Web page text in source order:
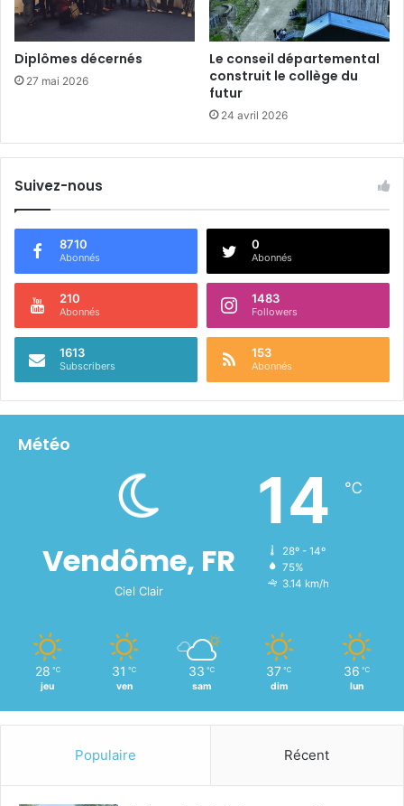
Diplômes décernés
27 mai 2026
Le conseil départemental
construit le collège du
futur
24 avril 2026
Suivez-nous
8710
Abonnés
0
Abonnés
210
Abonnés
1483
Followers
1613
Subscribers
153
Abonnés
Météo
Vendôme, FR
Ciel Clair
14 ℃
28º - 14º
75%
3.14 km/h
28 ℃
jeu
31 ℃
ven
33 ℃
sam
37 ℃
dim
36 ℃
lun
Populaire Récent